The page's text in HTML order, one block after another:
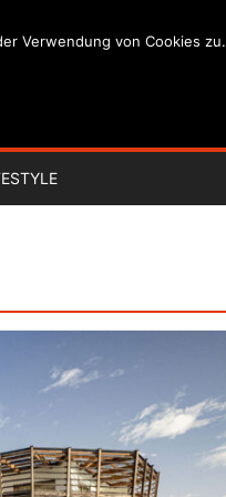
Verwendung von Cookies zu.